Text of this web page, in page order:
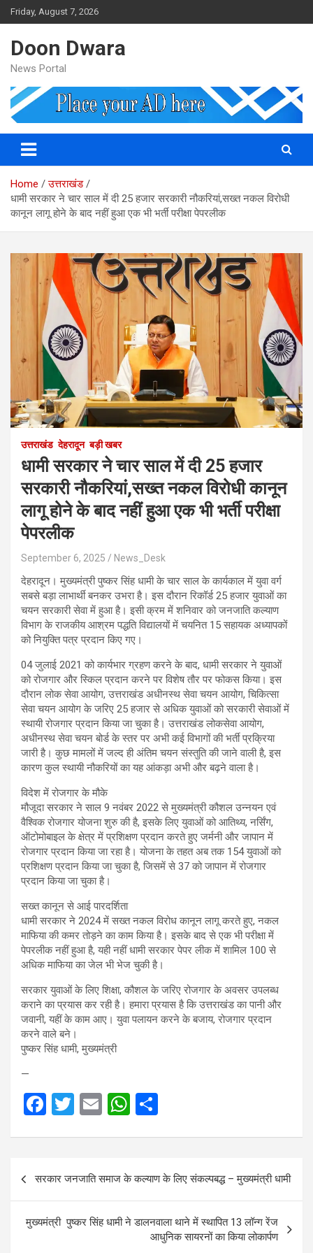
Skip
to
Friday, August 7, 2026
Doon Dwara
News Portal
Home
उत्तराखंड
धामी सरकार ने चार साल में दी 25 हजार सरकारी नौकरियां,सख्त नकल विरोधी
कानून लागू होने के बाद नहीं हुआ एक भी भर्ती परीक्षा पेपरलीक
उत्तराखंड देहरादून बड़ी खबर
धामी सरकार ने चार साल में दी 25 हजार
सरकारी नौकरियां,सख्त नकल विरोधी कानून
लागू होने के बाद नहीं हुआ एक भी भर्ती परीक्षा
पेपरलीक
September 6, 2025 News_Desk
देहरादून। मुख्यमंत्री पुष्कर सिंह धामी के चार साल के कार्यकाल में युवा वर्ग
सबसे बड़ा लाभार्थी बनकर उभरा है। इस दौरान रिकॉर्ड 25 हजार युवाओं का
चयन सरकारी सेवा में हुआ है। इसी क्रम में शनिवार को जनजाति कल्याण
विभाग के राजकीय आश्रम पद्धति विद्यालयों में चयनित 15 सहायक अध्यापकों
को नियुक्ति पत्र प्रदान किए गए।
04 जुलाई 2021 को कार्यभार ग्रहण करने के बाद, धामी सरकार ने युवाओं
को रोजगार और स्किल प्रदान करने पर विशेष तौर पर फोकस किया। इस
दौरान लोक सेवा आयोग, उत्तराखंड अधीनस्थ सेवा चयन आयोग, चिकित्सा
सेवा चयन आयोग के जरिए 25 हजार से अधिक युवाओं को सरकारी सेवाओं में
स्थायी रोजगार प्रदान किया जा चुका है। उत्तराखंड लोकसेवा आयोग,
अधीनस्थ सेवा चयन बोर्ड के स्तर पर अभी कई विभागों की भर्ती प्रक्रिया
जारी है। कुछ मामलों में जल्द ही अंतिम चयन संस्तुति की जाने वाली है, इस
कारण कुल स्थायी नौकरियों का यह आंकड़ा अभी और बढ़ने वाला है।
विदेश में रोजगार के मौके
मौजूदा सरकार ने साल 9 नवंबर 2022 से मुख्यमंत्री कौशल उन्नयन एवं
वैश्विक रोजगार योजना शुरु की है, इसके लिए युवाओं को आतिथ्य, नर्सिंग,
ऑटोमोबाइल के क्षेत्र में प्रशिक्षण प्रदान करते हुए जर्मनी और जापान में
रोजगार प्रदान किया जा रहा है। योजना के तहत अब तक 154 युवाओं को
प्रशिक्षण प्रदान किया जा चुका है, जिसमें से 37 को जापान में रोजगार
प्रदान किया जा चुका है।
सख्त कानून से आई पारदर्शिता
धामी सरकार ने 2024 में सख्त नकल विरोध कानून लागू करते हुए, नकल
माफिया की कमर तोड़ने का काम किया है। इसके बाद से एक भी परीक्षा में
पेपरलीक नहीं हुआ है, यही नहीं धामी सरकार पेपर लीक में शामिल 100 से
अधिक माफिया का जेल भी भेज चुकी है।
सरकार युवाओं के लिए शिक्षा, कौशल के जरिए रोजगार के अवसर उपलब्ध
कराने का प्रयास कर रही है। हमारा प्रयास है कि उत्तराखंड का पानी और
जवानी, यहीं के काम आए। युवा पलायन करने के बजाय, रोजगार प्रदान
करने वाले बने।
पुष्कर सिंह धामी, मुख्यमंत्री
—
F
b
o
o
T
er
E
W
s
A
p
e
सरकार जनजाति समाज के कल्याण के लिए संकल्पबद्ध – मुख्यमंत्री धामी
मुख्यमंत्री पुष्कर सिंह धामी ने डालनवाला थाने में स्थापित 13 लॉन्ग रेंज
आधुनिक सायरनों का किया लोकार्पण